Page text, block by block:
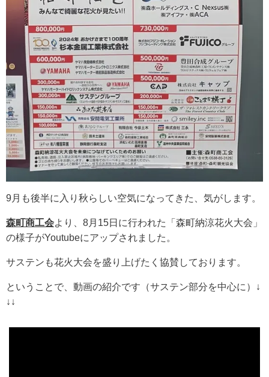
9月も後半に入り秋らしい空気になってきた、気がします。
森町商工会より、8月15日に行われた「森町納涼花火大会」
の様子がYoutubeにアップされました。
サステンも花火大会を盛り上げたく協賛しております。
ということで、動画の紹介です（サステン部分を中心に）↓
↓ ↓